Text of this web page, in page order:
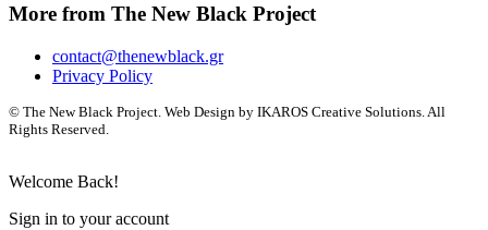
More from The New Black Project
contact@thenewblack.gr
Privacy Policy
© The New Black Project. Web Design by IKAROS Creative Solutions. All
Rights Reserved.
Welcome Back!
Sign in to your account